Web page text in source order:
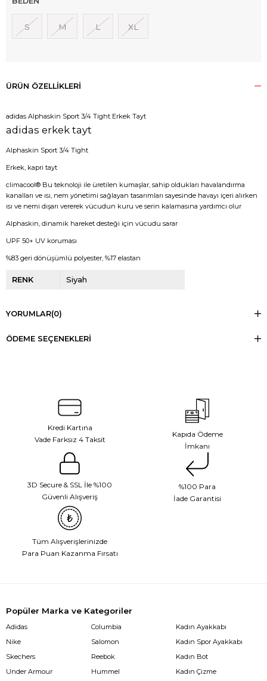
S M L XL
ÜRÜN ÖZELLIKLERI
adidas Alphaskin Sport 3/4 Tight Erkek Tayt
adidas erkek tayt
Alphaskin Sport 3/4 Tight
Erkek, kapri tayt
climacool® Bu teknoloji ile üretilen kumaşlar, sahip oldukları havalandırma
kanalları ve ısı, nem yönetimi sağlayan tasarımları sayesinde havayı içeri alırken
ısı ve nemi dışarı vererek vücudun kuru ve serin kalamasına yardımcı olur
Alphaskin, dinamik hareket desteği için vücudu sarar
UPF 50+ UV koruması
%83 geri dönüşümlü polyester, %17 elastan
RENK Siyah
YORUMLAR(0)
ÖDEME SEÇENEKLERI
Kredi Kartına
Vade Farksız 4 Taksit
Kapıda Ödeme
İmkanı
3D Secure & SSL İle %100
Güvenli Alışveriş
%100 Para
İade Garantisi
Tüm Alışverişlerinizde
Para Puan Kazanma Fırsatı
Popüler Marka ve Kategoriler
Adidas
Nike
Skechers
Under Armour
Columbia
Salomon
Reebok
Hummel
Kadın Ayakkabı
Kadın Spor Ayakkabı
Kadın Bot
Kadın Çizme